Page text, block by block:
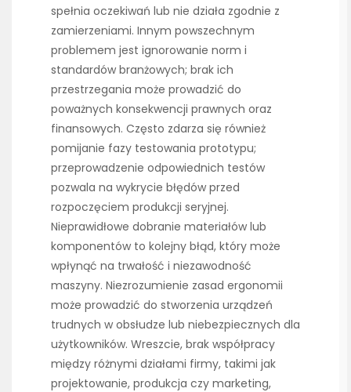
spełnia oczekiwań lub nie działa zgodnie z
zamierzeniami. Innym powszechnym
problemem jest ignorowanie norm i
standardów branżowych; brak ich
przestrzegania może prowadzić do
poważnych konsekwencji prawnych oraz
finansowych. Często zdarza się również
pomijanie fazy testowania prototypu;
przeprowadzenie odpowiednich testów
pozwala na wykrycie błędów przed
rozpoczęciem produkcji seryjnej.
Nieprawidłowe dobranie materiałów lub
komponentów to kolejny błąd, który może
wpłynąć na trwałość i niezawodność
maszyny. Niezrozumienie zasad ergonomii
może prowadzić do stworzenia urządzeń
trudnych w obsłudze lub niebezpiecznych dla
użytkowników. Wreszcie, brak współpracy
między różnymi działami firmy, takimi jak
projektowanie, produkcja czy marketing,